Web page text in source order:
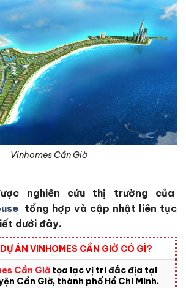
Vinhomes Cần Giờ
nghiên cứu thị trường của
tổng hợp và cập nhật liên tục
dưới đây.
ÁN VINHOMES CẦN GIỜ CÓ GÌ?
Cần Giờ tọa lạcvị trí đắc địa tại
Cần Giờ, thành phố Hồ Chí Minh.